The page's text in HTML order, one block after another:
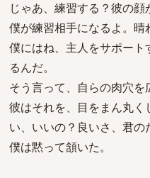
じゃあ、練習する？彼の顔
僕が練習相手になるよ。晴
僕にはね、主人をサポー
るんだ。
そう言って、自らの肉穴を
彼はそれを、目をまん丸く
い、いいの？良いさ、君の
僕は黙って頷いた。